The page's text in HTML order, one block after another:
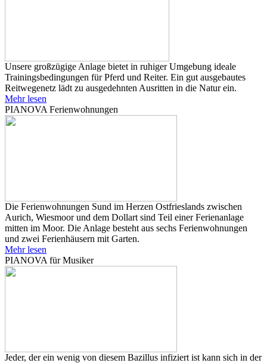
Unsere großzügige Anlage bietet in ruhiger Umgebung ideale
Trainingsbedingungen für Pferd und Reiter. Ein gut ausgebautes
Reitwegenetz lädt zu ausgedehnten Ausritten in die Natur ein.
Mehr lesen
PIANOVA Ferienwohnungen
Die Ferienwohnungen Sund im Herzen Ostfrieslands zwischen
Aurich, Wiesmoor und dem Dollart sind Teil einer Ferienanlage
mitten im Moor. Die Anlage besteht aus sechs Ferienwohnungen
und zwei Ferienhäusern mit Garten.
Mehr lesen
PIANOVA für Musiker
Jeder, der ein wenig von diesem Bazillus infiziert ist kann sich in der